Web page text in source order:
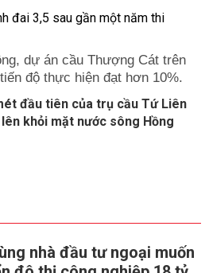
dự án cầu Thượng Cát trên
độ thực hiện đạt hơn 10%.
đầu tiên của trụ cầu Tứ Liên
khỏi mặt nước sông Hồng
nhà đầu tư ngoại muốn